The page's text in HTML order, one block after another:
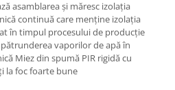
asamblarea și măresc izolația
continuă care menține izolația
în timpul procesului de producție
vaporilor de apă în
Miez din spumă PIR rigidă cu
la foc foarte bune